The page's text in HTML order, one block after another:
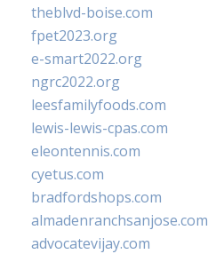
theblvd-boise.com
fpet2023.org
e-smart2022.org
ngrc2022.org
leesfamilyfoods.com
lewis-lewis-cpas.com
eleontennis.com
cyetus.com
bradfordshops.com
almadenranchsanjose.com
advocatevijay.com